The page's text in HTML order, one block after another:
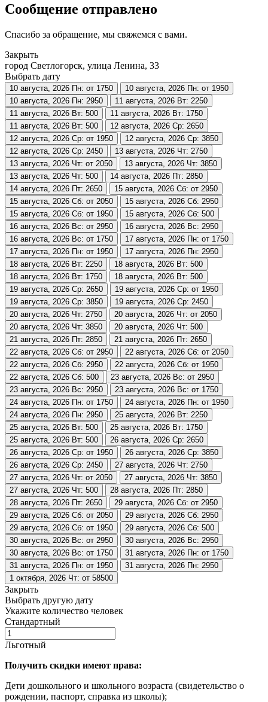
Сообщение отправлено
Спасибо за обращение, мы свяжемся с вами.
Закрыть
город Светлогорск, улица Ленина, 33
Выбрать дату
10 августа, 2026 Пн: от 1750 10 августа, 2026 Пн: от 1950
10 августа, 2026 Пн: 2950 11 августа, 2026 Вт: 2250
11 августа, 2026 Вт: 500 11 августа, 2026 Вт: 1750
11 августа, 2026 Вт: 500 12 августа, 2026 Ср: 2650
12 августа, 2026 Ср: от 1950 12 августа, 2026 Ср: 3850
12 августа, 2026 Ср: 2450 13 августа, 2026 Чт: 2750
13 августа, 2026 Чт: от 2050 13 августа, 2026 Чт: 3850
13 августа, 2026 Чт: 500 14 августа, 2026 Пт: 2850
14 августа, 2026 Пт: 2650 15 августа, 2026 Сб: от 2950
15 августа, 2026 Сб: от 2050 15 августа, 2026 Сб: 2950
15 августа, 2026 Сб: от 1950 15 августа, 2026 Сб: 500
16 августа, 2026 Вс: от 2950 16 августа, 2026 Вс: 2950
16 августа, 2026 Вс: от 1750 17 августа, 2026 Пн: от 1750
17 августа, 2026 Пн: от 1950 17 августа, 2026 Пн: 2950
18 августа, 2026 Вт: 2250 18 августа, 2026 Вт: 500
18 августа, 2026 Вт: 1750 18 августа, 2026 Вт: 500
19 августа, 2026 Ср: 2650 19 августа, 2026 Ср: от 1950
19 августа, 2026 Ср: 3850 19 августа, 2026 Ср: 2450
20 августа, 2026 Чт: 2750 20 августа, 2026 Чт: от 2050
20 августа, 2026 Чт: 3850 20 августа, 2026 Чт: 500
21 августа, 2026 Пт: 2850 21 августа, 2026 Пт: 2650
22 августа, 2026 Сб: от 2950 22 августа, 2026 Сб: от 2050
22 августа, 2026 Сб: 2950 22 августа, 2026 Сб: от 1950
22 августа, 2026 Сб: 500 23 августа, 2026 Вс: от 2950
23 августа, 2026 Вс: 2950 23 августа, 2026 Вс: от 1750
24 августа, 2026 Пн: от 1750 24 августа, 2026 Пн: от 1950
24 августа, 2026 Пн: 2950 25 августа, 2026 Вт: 2250
25 августа, 2026 Вт: 500 25 августа, 2026 Вт: 1750
25 августа, 2026 Вт: 500 26 августа, 2026 Ср: 2650
26 августа, 2026 Ср: от 1950 26 августа, 2026 Ср: 3850
26 августа, 2026 Ср: 2450 27 августа, 2026 Чт: 2750
27 августа, 2026 Чт: от 2050 27 августа, 2026 Чт: 3850
27 августа, 2026 Чт: 500 28 августа, 2026 Пт: 2850
28 августа, 2026 Пт: 2650 29 августа, 2026 Сб: от 2950
29 августа, 2026 Сб: от 2050 29 августа, 2026 Сб: 2950
29 августа, 2026 Сб: от 1950 29 августа, 2026 Сб: 500
30 августа, 2026 Вс: от 2950 30 августа, 2026 Вс: 2950
30 августа, 2026 Вс: от 1750 31 августа, 2026 Пн: от 1750
31 августа, 2026 Пн: от 1950 31 августа, 2026 Пн: 2950
1 октября, 2026 Чт: от 58500
Закрыть
Выбрать другую дату
Укажите количество человек
Стандартный
Льготный
Получить скидки имеют права:
Дети дошкольного и школьного возраста (свидетельство о
рождении, паспорт, справка из школы);